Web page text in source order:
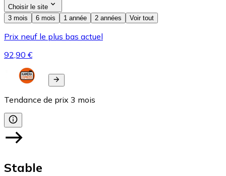
Choisir le site
3 mois
6 mois 1 année 2 années Voir tout
Prix neuf le plus bas actuel
92,90 €
Tendance de prix 3 mois
Stable